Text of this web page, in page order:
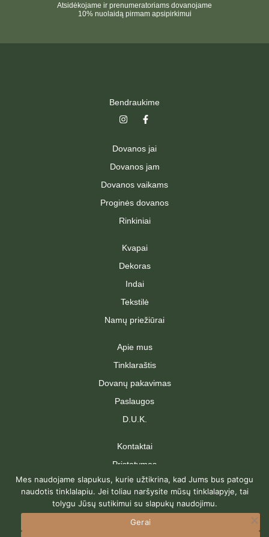
Atsidėkojame ir prenumeratoriams dovanojame
10% nuolaidą pirmam apsipirkimui
Bendraukime
I
n
a
r
m
F
a
b
o
-
Dovanos jai
Dovanos jam
Dovanos vaikams
Proginės dovanos
Rinkiniai
Kvapai
Dekoras
Indai
Tekstilė
Namų priežiūrai
Apie mus
Tinklaraštis
Dovanų pakavimas
Paslaugos
D.U.K.
Kontaktai
Pristatymas
Grąžinimas
Pirkimo taisyklės
Privatumo politika
Mes naudojame slapukus, kurie užtikrina, kad Jums bus patogu
naudotis tinklalapiu. Jei toliau naršysite mūsų tinklalapyje, tai
tolygu Jūsų sutikimui su slapukų naudojimu.
Gerai